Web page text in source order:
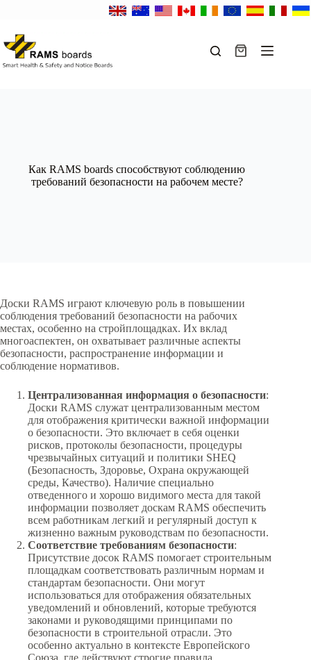
Корзина
Как RAMS boards способствуют соблюдению
требований безопасности на рабочем месте?
Доски RAMS играют ключевую роль в повышении
соблюдения требований безопасности на рабочих
местах, особенно на стройплощадках. Их вклад
многоаспектен, он охватывает различные аспекты
безопасности, распространение информации и
соблюдение нормативов.
Централизованная информация о безопасности:
Доски RAMS служат централизованным местом
для отображения критически важной информации
о безопасности. Это включает в себя оценки
рисков, протоколы безопасности, процедуры
чрезвычайных ситуаций и политики SHEQ
(Безопасность, Здоровье, Охрана окружающей
среды, Качество). Наличие специально
отведенного и хорошо видимого места для такой
информации позволяет доскам RAMS обеспечить
всем работникам легкий и регулярный доступ к
жизненно важным руководствам по безопасности.
Соответствие требованиям безопасности:
Присутствие досок RAMS помогает строительным
площадкам соответствовать различным нормам и
стандартам безопасности. Они могут
использоваться для отображения обязательных
уведомлений и обновлений, которые требуются
законами и руководящими принципами по
безопасности в строительной отрасли. Это
особенно актуально в контексте Европейского
Союза, где действуют строгие правила